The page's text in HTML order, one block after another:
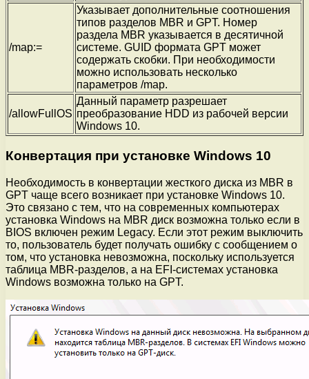
/map:=
Указывает дополнительные соотношения
типов разделов MBR и GPT. Номер
раздела MBR указывается в десятичной
системе. GUID формата GPT может
содержать скобки. При необходимости
можно использовать несколько
параметров /map.
/allowFullOS
Данный параметр разрешает
преобразование HDD из рабочей версии
Windows 10.
Конвертация при установке Windows 10
Необходимость в конвертации жесткого диска из MBR в
GPT чаще всего возникает при установке Windows 10.
Это связано с тем, что на современных компьютерах
установка Windows на MBR диск возможна только если в
BIOS включен режим Legacy. Если этот режим выключить
то, пользователь будет получать ошибку с сообщением о
том, что установка невозможна, поскольку используется
таблица MBR-разделов, а на EFI-системах установка
Windows возможна только на GPT.